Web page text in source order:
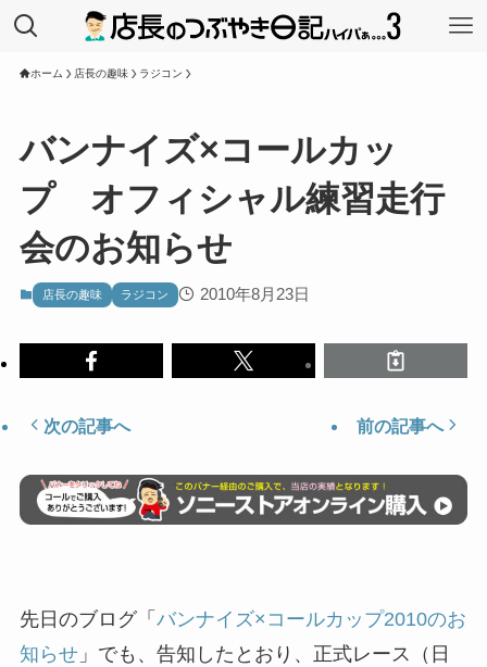
ホーム 店長の趣味 ラジコン
バンナイズ×コールカッ
プ オフィシャル練習走行
会のお知らせ
店長の趣味 ラジコン 2010年8月23日
次の記事へ 前の記事へ
先日のブログ「 バンナイズ×コールカップ2010のお
知らせ」でも、告知したとおり、正式レース（日